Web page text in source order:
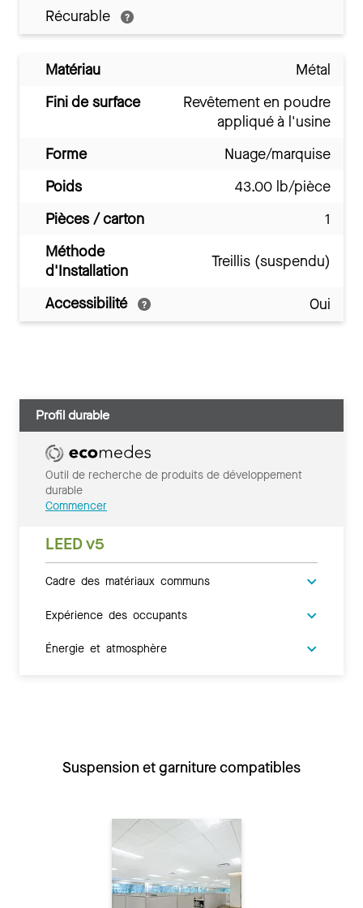
Récurable
Matériau
Métal
Fini de surface
Revêtement en poudre
appliqué à l'usine
Forme
Nuage/marquise
Poids
43.00 lb/pièce
Pièces / carton
1
Méthode
d'Installation
Treillis (suspendu)
Accessibilité Oui
Profil durable
Outil de recherche de produits de développement
durable
Commencer
LEED v5
Cadre des matériaux communs
Expérience des occupants
Énergie et atmosphère
Suspension et garniture compatibles